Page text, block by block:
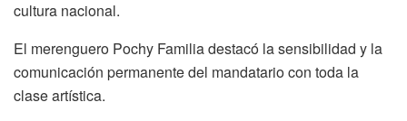
cultura nacional.
El merenguero Pochy Familia destacó la sensibilidad y la
comunicación permanente del mandatario con toda la
clase artística.